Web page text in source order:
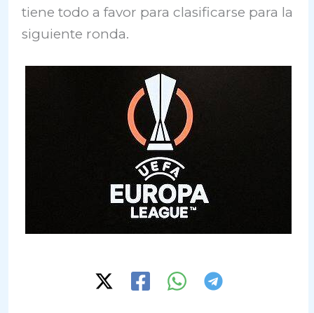
tiene todo a favor para clasificarse para la
siguiente ronda.